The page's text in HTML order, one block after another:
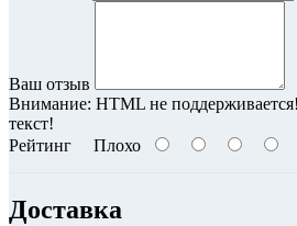
Ваш отзыв
Внимание: HTML не
текст!
Рейтинг Плохо
Доставка